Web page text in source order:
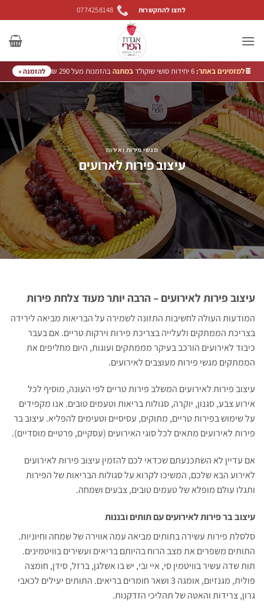
to
content
לחצו להתקשרות 0774258148
🍫למזמינים באתר: 6 יחידות סושי שוקולד במתנהבהזמנות מעל 290 ₪ להזמנה «
מגשי פירות ואירוח
עיצוב פירות לארועים
עיצוב פירות לאירועים – הרבה יותר מעוד צלחת פירות
המודעות העולה לחשיבות התזונה לשמירה על הבריאות מביאה לירידה
בצריכת הממתקים ולעלייה בצריכת פירות וירקות טריים. אם בעבר
כיבוד לאירועים הורכב בעיקר מממתקים ועוגות, היום מחליפים את
הממתקים מגשי פירות מעוצבים לאירועים.
עיצוב פירות לאירועים המשלב פירות טריים לפי העונה, מוסיף לכל
אירוע צבע, סגנון, יוקרה, סגולות בריאות וטעמים טובים. אנו מקפידים
על שימוש בפירות טריים, מתוקים, עסיסיים וטעימים להפליא. עיצוב בר
פירות לאירועים מתאים לכל סוגי האירועים (עסקיים, פרטיים מוסדיים).
אם עדיין לא השתכנעתם שכדאי לכם להזמין עיצוב פירות לאירועים
לאירוע הבא שלכם, המשיכו לקרוא על סגולות הבריאות של הפירות
ותגלו עולם מופלא של טעמים טובים, צבעים ושמחה.
עיצוב בר פירות לאירועים עם תותים ובננות
סלסלת פירות עשירה בתותים מביאה עמה אווירה של שמחה וחיוניות.
התותים משפרים את מצב הרוח בהיותם בריאים ועשירים בוויטמינים.
תות שדה עשיר בוויטמין סי, איי ובי, יש בו אשלגן, ברזל, סידן, חומצה
פולית, מגנזיום, אומגה 3 ושאר חומרים בריאים. התותים יעילים לכאבי
גרון, צרידות והאטה של תהליכי הזדקנות.